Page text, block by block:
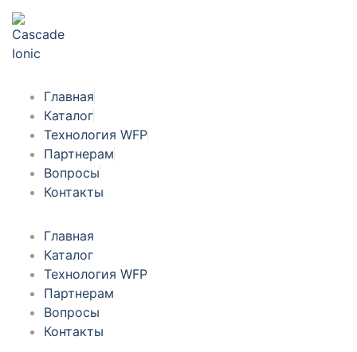
Главная
Каталог
Технология WFP
Партнерам
Вопросы
Контакты
Главная
Каталог
Технология WFP
Партнерам
Вопросы
Контакты